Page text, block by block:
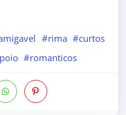
#rima #curtos
#romanticos